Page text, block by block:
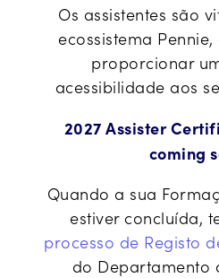
Os assistentes são
ecossistema
proporcionar
acessibilidade aos
2027 Assister
coming
Quando a sua
estiver concluída,
processo de Registo
do Departamento